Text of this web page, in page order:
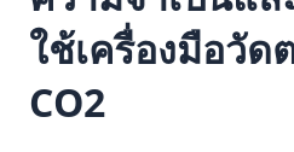
ใช้เครื่องมือวัด
CO2